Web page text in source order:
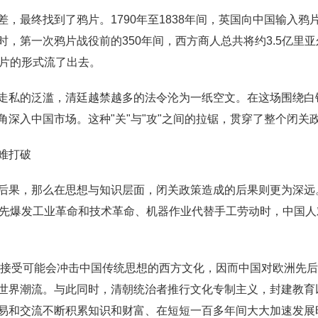
，最终找到了鸦片。1790年至1838年间，英国向中国输入鸦
，第一次鸦片战役前的350年间，西方商人总共将约3.5亿里
形式流了出去。
私的泛滥，清廷越禁越多的法令沦为一纸空文。在这场围绕
深入中国市场。这种"关"与"攻"之间的拉锯，贯穿了整个闭关
打破
果，那么在思想与知识层面，闭关政策造成的后果则更为深
爆发工业革命和技术革命、机器作业代替手工劳动时，中国
可能会冲击中国传统思想的西方文化，因而中国对欧洲先
界潮流。与此同时，清朝统治者推行文化专制主义，封建教
和交流不断积累知识和财富、在短短一百多年间大大加速发